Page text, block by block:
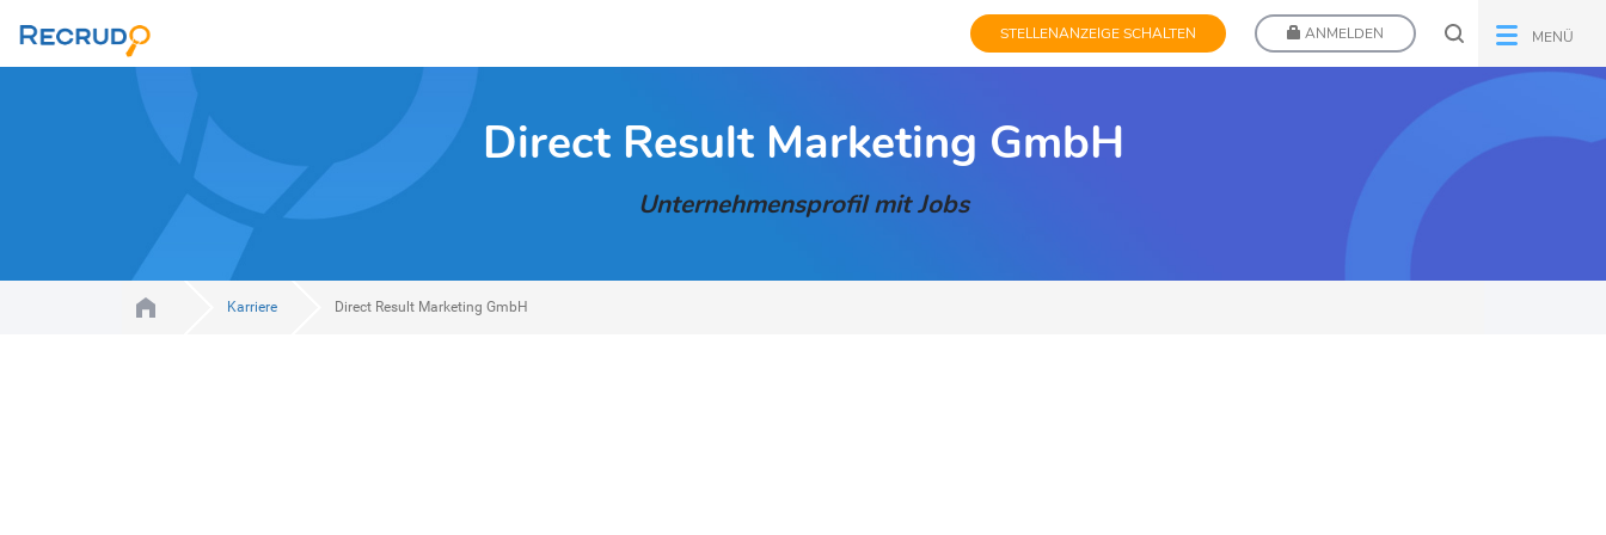
STELLENANZEIGE SCHALTEN ANMELDEN MENÜ
Direct Result Marketing GmbH
Unternehmensprofil mit Jobs
Karriere Direct Result Marketing GmbH